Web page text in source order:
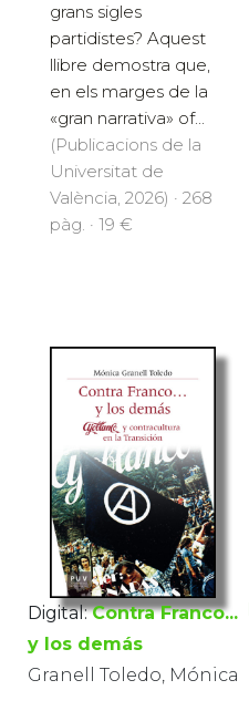
grans sigles
partidistes? Aquest
llibre demostra que,
en els marges de la
«gran narrativa» of...
(Publicacions de la
Universitat de
València, 2026) · 268
pàg. · 19 €
Digital: Contra Franco...
y los demás
Granell Toledo, Mónica